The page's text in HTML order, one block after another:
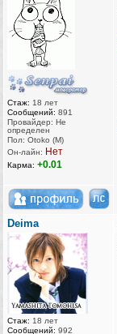
Стаж: 18 лет
Сообщений: 891
Провайдер: Не
определен
Пол: Otoko (M)
Он-лайн: Нет
Карма: +0.01
Deima
Стаж: 18 лет
Сообщений: 992